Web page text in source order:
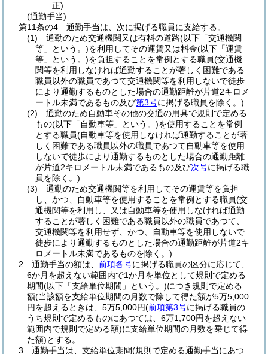
正)
(通勤手当)
第11条の4
通勤手当は、次に掲げる職員に支給する。
(1)
通勤のため交通機関又は有料の道路(以下「交通機関
等」という。)を利用してその運賃又は料金(以下「運賃
等」という。)を負担することを常例とする職員(交通機
関等を利用しなければ通勤することが著しく困難である
職員以外の職員であつて交通機関等を利用しないで徒歩
により通勤するものとした場合の通勤距離が片道2キロメ
ートル未満であるもの及び第3号に掲げる職員を除く。)
(2)
通勤のため自動車その他の交通の用具で規則で定める
もの(以下「自動車等」という。)を使用することを常例
とする職員(自動車等を使用しなければ通勤することが著
しく困難である職員以外の職員であつて自動車等を使用
しないで徒歩により通勤するものとした場合の通勤距離
が片道2キロメートル未満であるもの及び次号に掲げる職
員を除く。)
(3)
通勤のため交通機関等を利用してその運賃等を負担
し、かつ、自動車等を使用することを常例とする職員(交
通機関等を利用し、又は自動車等を使用しなければ通勤
することが著しく困難である職員以外の職員であつて、
交通機関等を利用せず、かつ、自動車等を使用しないで
徒歩により通勤するものとした場合の通勤距離が片道2キ
ロメートル未満であるものを除く。)
2
通勤手当の額は、 前項各号に掲げる職員の区分に応じて、
6か月を超えない範囲内で1か月を単位として規則で定める
期間(以下「支給単位期間」という。)につき規則で定める
額(当該額を支給単位期間の月数で除して得た額が5万5,000
円を超えるときは、5万5,000円(前項第3号に掲げる職員の
うち規則で定めるものにあつては、6万1,700円を超えない
範囲内で規則で定める額)に支給単位期間の月数を乗じて得
た額)とする。
3
通勤手当は、支給単位期間(規則で定める通勤手当にあつ